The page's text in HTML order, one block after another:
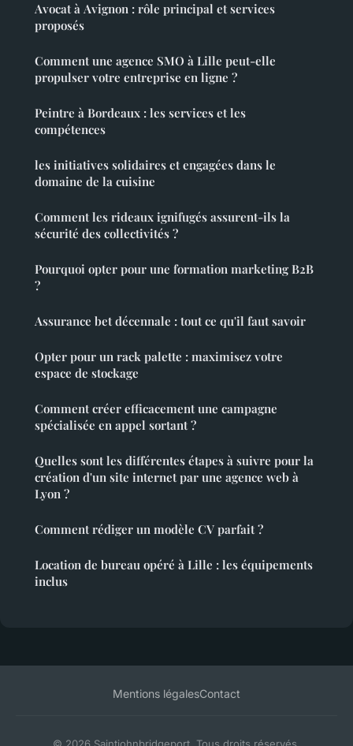
Avocat à Avignon : rôle principal et services
proposés
Comment une agence SMO à Lille peut-elle
propulser votre entreprise en ligne ?
Peintre à Bordeaux : les services et les
compétences
les initiatives solidaires et engagées dans le
domaine de la cuisine
Comment les rideaux ignifugés assurent-ils la
sécurité des collectivités ?
Pourquoi opter pour une formation marketing B2B
?
Assurance bet décennale : tout ce qu'il faut savoir
Opter pour un rack palette : maximisez votre
espace de stockage
Comment créer efficacement une campagne
spécialisée en appel sortant ?
Quelles sont les différentes étapes à suivre pour la
création d'un site internet par une agence web à
Lyon ?
Comment rédiger un modèle CV parfait ?
Location de bureau opéré à Lille : les équipements
inclus
Mentions légalesContact